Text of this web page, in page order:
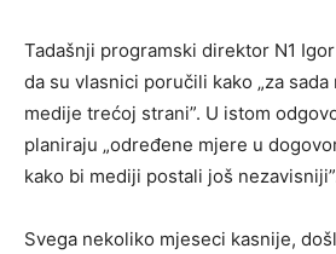
Tadašnji programski direktor N1
da su vlasnici poručili kako „za
medije trećoj strani”. U istom
planiraju „određene mjere u
kako bi mediji postali još
Svega nekoliko mjeseci kasnije,